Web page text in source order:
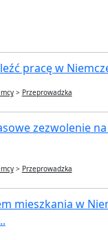
pracę w
> Przeprowadzka
zezwolenie
> Przeprowadzka
mieszkania w